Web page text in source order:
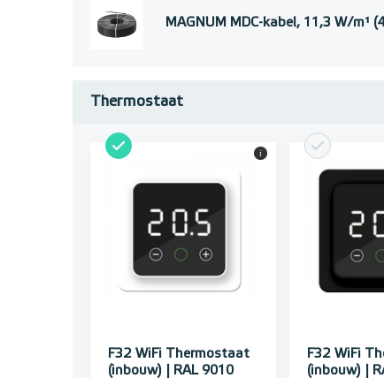
MAGNUM MDC-kabel, 11,3 W/
Thermostaat
F32 WiFi Thermostaat
(inbouw) | RAL 9010
i
F32 WiFi
(inbouw) |